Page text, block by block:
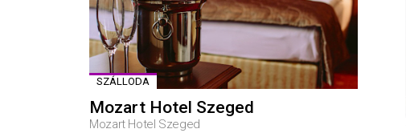
SZÁLLODA
Mozart Hotel Szeged
Mozart Hotel Szeged